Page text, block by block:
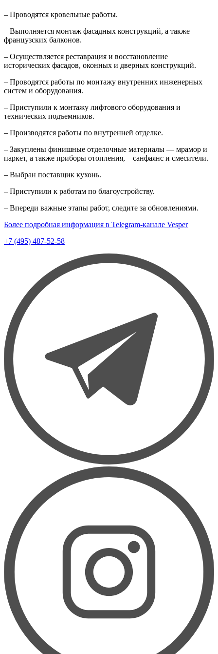
– Проводятся кровельные работы.
– Выполняется монтаж фасадных конструкций, а также
французских балконов.
– Осуществляется реставрация и восстановление
исторических фасадов, оконных и дверных конструкций.
– Проводятся работы по монтажу внутренних инженерных
систем и оборудования.
– Приступили к монтажу лифтового оборудования и
технических подъемников.
– Производятся работы по внутренней отделке.
– Закуплены финишные отделочные материалы — мрамор и
паркет, а также приборы отопления, – санфаянс и смесители.
– Выбран поставщик кухонь.
– Приступили к работам по благоустройству.
– Впереди важные этапы работ, следите за обновлениями.
Более подробная информация в Telegram-канале Vesper
+7 (495) 487-52-58